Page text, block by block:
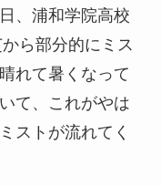
、浦和学院高校
ら部分的にミス
れて暑くなって
て、これがやは
ストが流れてく